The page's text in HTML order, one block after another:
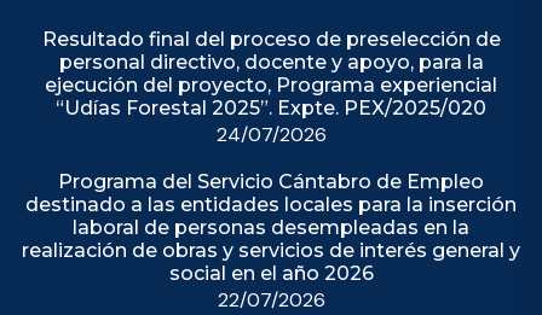
Resultado final del proceso de preselección de
personal directivo, docente y apoyo, para la
ejecución del proyecto, Programa experiencial
“Udías Forestal 2025”. Expte. PEX/2025/020
24/07/2026
Programa del Servicio Cántabro de Empleo
destinado a las entidades locales para la inserción
laboral de personas desempleadas en la
realización de obras y servicios de interés general y
social en el año 2026
22/07/2026